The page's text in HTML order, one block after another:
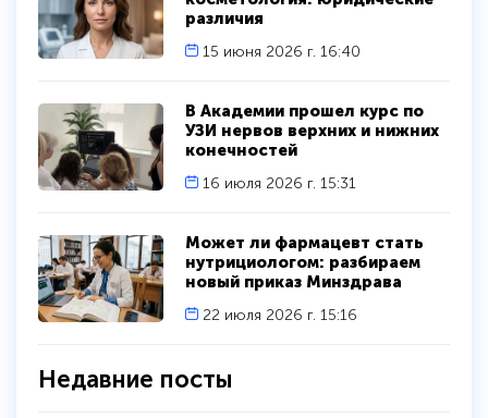
Недавние посты
Может ли фармацевт стать
нутрициологом: разбираем
новый приказ Минздрава
22 июля 2026 г. 15:16
В Академии прошел курс по
УЗИ нервов верхних и нижних
конечностей
16 июля 2026 г. 15:31
различия
15 июня 2026 г. 16:40